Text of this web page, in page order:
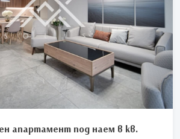
апартамент под наем в кв.